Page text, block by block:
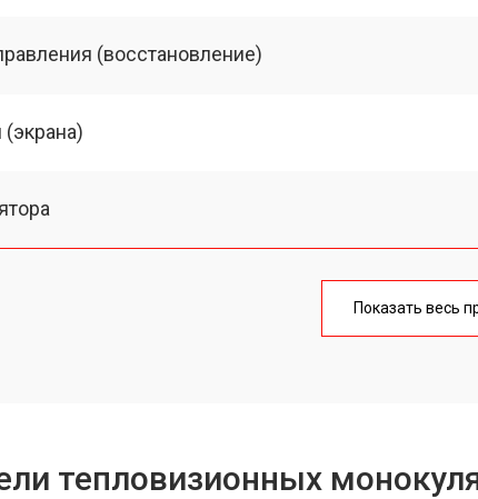
(восстановление)
Показать весь
тепловизионных